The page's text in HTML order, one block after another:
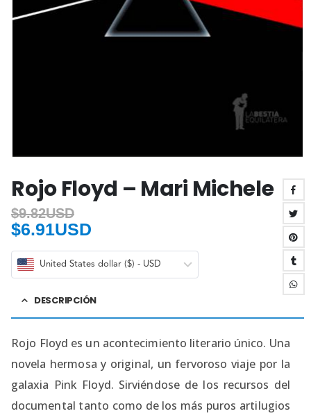
Rojo Floyd – Mari Michele
$9.82USD
$6.91USD
United States dollar ($) - USD
DESCRIPCIÓN
Rojo Floyd es un acontecimiento literario único. Una
novela hermosa y original, un fervoroso viaje por la
galaxia Pink Floyd. Sirviéndose de los recursos del
documental tanto como de los más puros artilugios